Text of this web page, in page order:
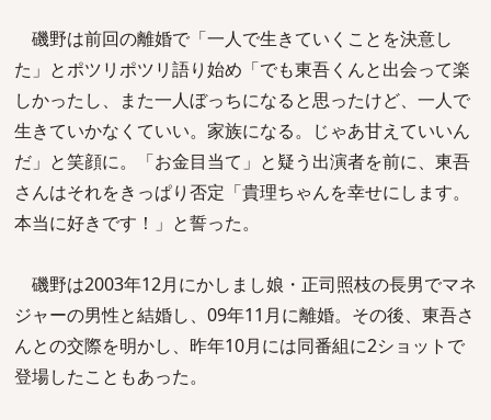
磯野は前回の離婚で「一人で生きていくことを決意し
た」とポツリポツリ語り始め「でも東吾くんと出会って楽
しかったし、また一人ぼっちになると思ったけど、一人で
生きていかなくていい。家族になる。じゃあ甘えていいん
だ」と笑顔に。「お金目当て」と疑う出演者を前に、東吾
さんはそれをきっぱり否定「貴理ちゃんを幸せにします。
本当に好きです！」と誓った。
磯野は2003年12月にかしまし娘・正司照枝の長男でマネ
ジャーの男性と結婚し、09年11月に離婚。その後、東吾さ
んとの交際を明かし、昨年10月には同番組に2ショットで
登場したこともあった。